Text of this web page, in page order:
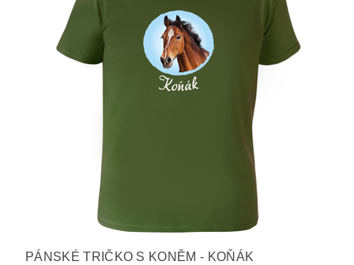
PÁNSKÉ TRIČKO S KONĚM - KOŇÁK